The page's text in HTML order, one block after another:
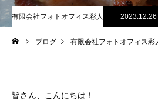
有限会社フォトオフィス彩人 2023.12.26
ブログ 有限会社フォトオフィス彩
皆さん、こんにちは！